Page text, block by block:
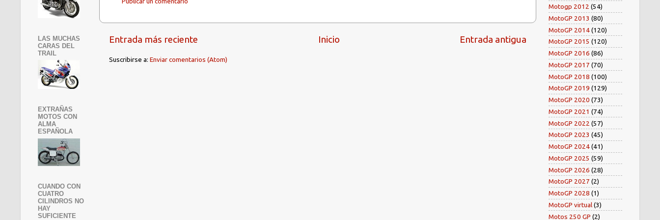
Entrada más reciente Entrada antigua
Inicio
Suscribirse a: Enviar comentarios (Atom)
LAS MUCHAS
CARAS DEL
TRAIL
EXTRAÑAS
MOTOS CON
ALMA
ESPAÑOLA
CUANDO CON
CUATRO
CILINDROS NO
HAY
SUFICIENTE
Motogp 2012 (54)
MotoGP 2013 (80)
MotoGP 2014(120)
MotoGP 2015 (120)
MotoGP 2016 (86)
MotoGP 2017 (70)
MotoGP 2018 (100)
MotoGP 2019 (129)
MotoGP 2020 (73)
MotoGP 2021 (74)
MotoGP 2022 (57)
MotoGP 2023 (45)
MotoGP 2024(41)
MotoGP 2025 (59)
MotoGP 2026 (28)
MotoGP 2027 (2)
MotoGP 2028 (1)
MotoGP virtual(3)
Motos 250 GP (2)